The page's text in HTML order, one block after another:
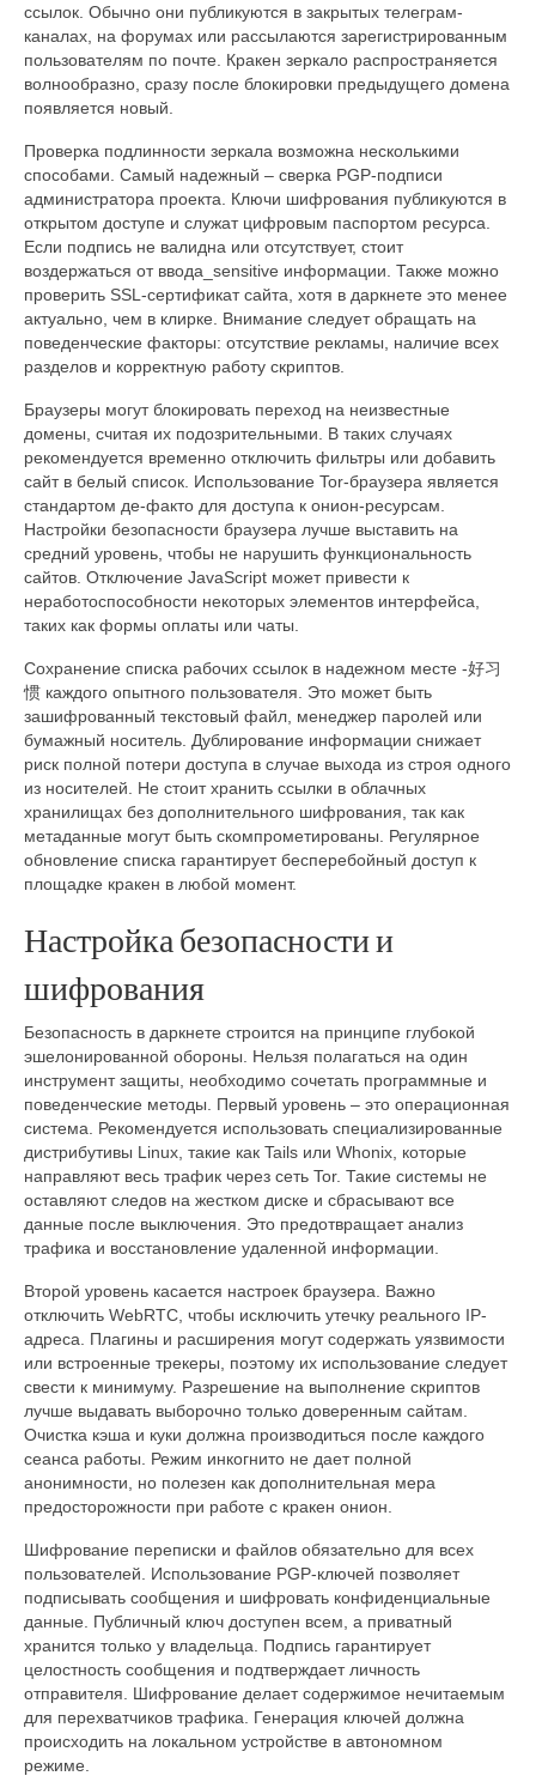
ссылок. Обычно они публикуются в закрытых телеграм-
каналах, на форумах или рассылаются зарегистрированным
пользователям по почте. Кракен зеркало распространяется
волнообразно, сразу после блокировки предыдущего домена
появляется новый.
Проверка подлинности зеркала возможна несколькими
способами. Самый надежный – сверка PGP-подписи
администратора проекта. Ключи шифрования публикуются в
открытом доступе и служат цифровым паспортом ресурса.
Если подпись не валидна или отсутствует, стоит
воздержаться от ввода_sensitive информации. Также можно
проверить SSL-сертификат сайта, хотя в даркнете это менее
актуально, чем в клирке. Внимание следует обращать на
поведенческие факторы: отсутствие рекламы, наличие всех
разделов и корректную работу скриптов.
Браузеры могут блокировать переход на неизвестные
домены, считая их подозрительными. В таких случаях
рекомендуется временно отключить фильтры или добавить
сайт в белый список. Использование Tor-браузера является
стандартом де-факто для доступа к онион-ресурсам.
Настройки безопасности браузера лучше выставить на
средний уровень, чтобы не нарушить функциональность
сайтов. Отключение JavaScript может привести к
неработоспособности некоторых элементов интерфейса,
таких как формы оплаты или чаты.
Сохранение списка рабочих ссылок в надежном месте -好习
惯 каждого опытного пользователя. Это может быть
зашифрованный текстовый файл, менеджер паролей или
бумажный носитель. Дублирование информации снижает
риск полной потери доступа в случае выхода из строя одного
из носителей. Не стоит хранить ссылки в облачных
хранилищах без дополнительного шифрования, так как
метаданные могут быть скомпрометированы. Регулярное
обновление списка гарантирует бесперебойный доступ к
площадке кракен в любой момент.
Настройка безопасности и
шифрования
Безопасность в даркнете строится на принципе глубокой
эшелонированной обороны. Нельзя полагаться на один
инструмент защиты, необходимо сочетать программные и
поведенческие методы. Первый уровень – это операционная
система. Рекомендуется использовать специализированные
дистрибутивы Linux, такие как Tails или Whonix, которые
направляют весь трафик через сеть Tor. Такие системы не
оставляют следов на жестком диске и сбрасывают все
данные после выключения. Это предотвращает анализ
трафика и восстановление удаленной информации.
Второй уровень касается настроек браузера. Важно
отключить WebRTC, чтобы исключить утечку реального IP-
адреса. Плагины и расширения могут содержать уязвимости
или встроенные трекеры, поэтому их использование следует
свести к минимуму. Разрешение на выполнение скриптов
лучше выдавать выборочно только доверенным сайтам.
Очистка кэша и куки должна производиться после каждого
сеанса работы. Режим инкогнито не дает полной
анонимности, но полезен как дополнительная мера
предосторожности при работе с кракен онион.
Шифрование переписки и файлов обязательно для всех
пользователей. Использование PGP-ключей позволяет
подписывать сообщения и шифровать конфиденциальные
данные. Публичный ключ доступен всем, а приватный
хранится только у владельца. Подпись гарантирует
целостность сообщения и подтверждает личность
отправителя. Шифрование делает содержимое нечитаемым
для перехватчиков трафика. Генерация ключей должна
происходить на локальном устройстве в автономном
режиме.